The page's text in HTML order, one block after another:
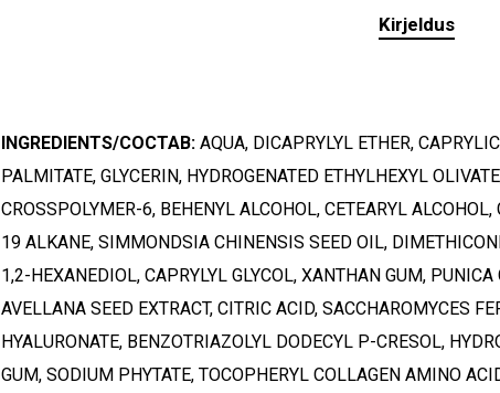
Kirjeldus
INGREDIENTS/COCTAB:AQUA, DICAPRYLYL ETHER,
PALMITATE, GLYCERIN, HYDROGENATED ETHYLHEXYL
CROSSPOLYMER-6, BEHENYL ALCOHOL, CETEARYL
19 ALKANE, SIMMONDSIA CHINENSIS SEED OIL,
1,2-HEXANEDIOL, CAPRYLYL GLYCOL, XANTHAN GUM,
AVELLANA SEED EXTRACT, CITRIC ACID, SACCHAROMYCES
HYALURONATE, BENZOTRIAZOLYL DODECYL P-CRESOL,
GUM, SODIUM PHYTATE, TOCOPHERYL COLLAGEN AMINO